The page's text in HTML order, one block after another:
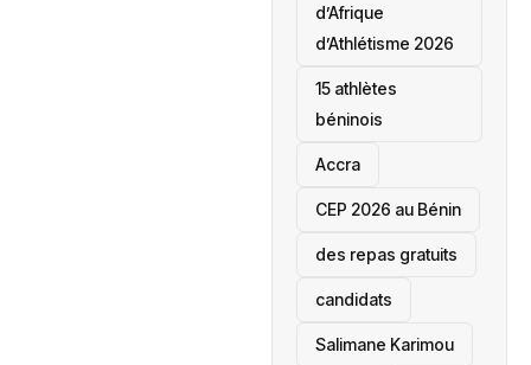
d’Afrique
d’Athlétisme 2026
15 athlètes
béninois
Accra
‎CEP 2026 au Bénin
des repas gratuits
candidats
Salimane Karimou